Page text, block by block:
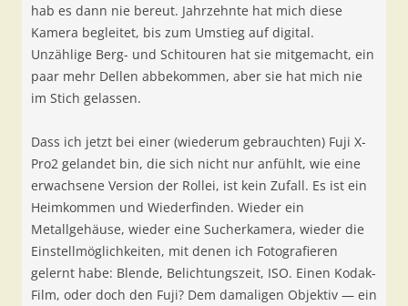
hab es dann nie bereut. Jahrzehnte hat mich diese
Kamera begleitet, bis zum Umstieg auf digital.
Unzählige Berg- und Schitouren hat sie mitgemacht, ein
paar mehr Dellen abbekommen, aber sie hat mich nie
im Stich gelassen.
Dass ich jetzt bei einer (wiederum gebrauchten) Fuji X-
Pro2 gelandet bin, die sich nicht nur anfühlt, wie eine
erwachsene Version der Rollei, ist kein Zufall. Es ist ein
Heimkommen und Wiederfinden. Wieder ein
Metallgehäuse, wieder eine Sucherkamera, wieder die
Einstellmöglichkeiten, mit denen ich Fotografieren
gelernt habe: Blende, Belichtungszeit, ISO. Einen Kodak-
Film, oder doch den Fuji? Dem damaligen Objektiv — ein